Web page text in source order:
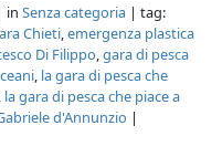
| in Senza categoria | tag:
Chieti,emergenza plastica
Di Filippo,gara di pesca
, la gara di pesca che
, la gara di pesca che piace a
d'Annunzio |